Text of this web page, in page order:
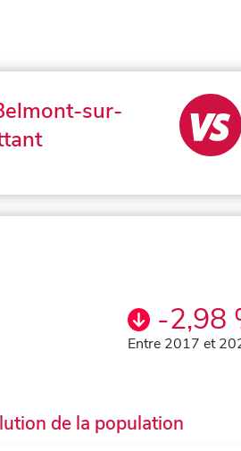
sur-
-2,98
Entre 2017 et
de la population